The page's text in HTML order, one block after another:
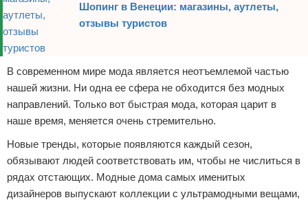
Шопинг в Венеции: магазины, аутлеты,
отзывы туристов
В современном мире мода является неотъемлемой частью
нашей жизни. Ни одна ее сфера не обходится без модных
направлений. Только вот быстрая мода, которая царит в
наше время, меняется очень стремительно.
Новые тренды, которые появляются каждый сезон,
обязывают людей соответствовать им, чтобы не числиться в
рядах отстающих. Модные дома самых именитых
дизайнеров выпускают коллекции с ультрамодными вещами,